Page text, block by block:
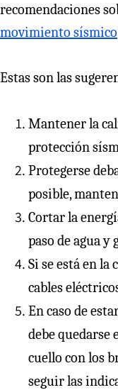
recomendaciones
movimiento sísmico
Estas son las
Mantener la
protección
Protegerse
posible,
Cortar la
paso de agua y
Si se está en la
cables
En caso de
debe quedarse
cuello con los
seguir las